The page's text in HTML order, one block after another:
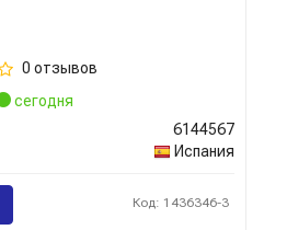
0 отзывов
сегодня
6144567
Испания
Код: 1436346-3